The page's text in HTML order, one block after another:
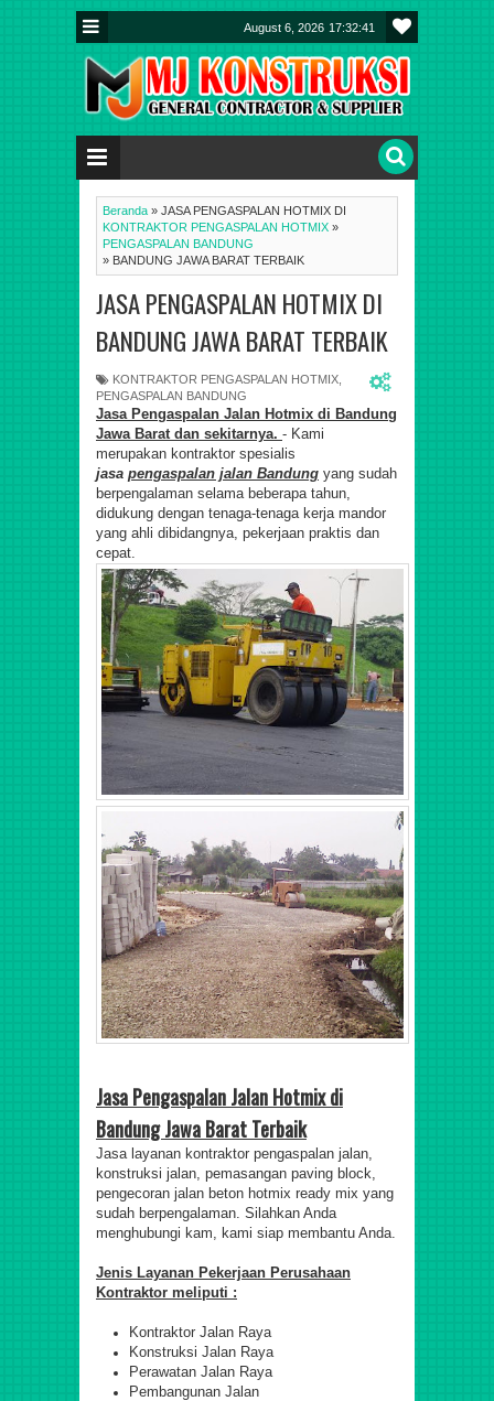
August 6, 2026 17:32:42
Beranda »
KONTRAKTOR PENGASPALAN HOTMIX »
PENGASPALAN BANDUNG
»
JASA PENGASPALAN HOTMIX DI
BANDUNG JAWA BARAT TERBAIK
JASA PENGASPALAN HOTMIX DI
BANDUNG JAWA BARAT TERBAIK
KONTRAKTOR PENGASPALAN HOTMIX
PENGASPALAN BANDUNG
Jasa Pengaspalan Jalan Hotmix di Bandung
Jawa Barat dan sekitarnya. - Kami
merupakan kontraktor spesialis
jasa pengaspalan jalan Bandung yang sudah
berpengalaman selama beberapa tahun,
didukung dengan tenaga-tenaga kerja mandor
yang ahli dibidangnya, pekerjaan praktis dan
cepat.
JasaPengaspalanJalan Hotmix di
Bandung Jawa Barat Terbaik
Jasa layanan kontraktor pengaspalan jalan,
konstruksi jalan, pemasangan paving block,
pengecoran jalan beton hotmix ready mix yang
sudah berpengalaman. Silahkan Anda
menghubungi kam, kami siap membantu Anda.
Jenis Layanan Pekerjaan Perusahaan
Kontraktor meliputi :
Kontraktor Jalan Raya
Konstruksi Jalan Raya
Perawatan Jalan Raya
Pembangunan Jalan